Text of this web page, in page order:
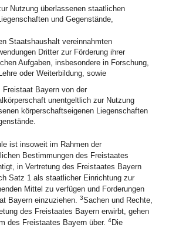
Nutzung überlassenen staatlichen
und Gegenstände,
Staatshaushalt vereinnahmten
Dritter zur Förderung ihrer
Aufgaben, insbesondere in Forschung,
oder Weiterbildung, sowie
Freistaat Bayern von der
unentgeltlich zur Nutzung
körperschaftseigenen Liegenschaften
ist insoweit im Rahmen der
Bestimmungen des Freistaates
in Vertretung des Freistaates Bayern
Satz 1 als staatlicher Einrichtung zur
Mittel zu verfügen und Forderungen
Bayern einzuziehen. 3Sachen und Rechte,
des Freistaates Bayern erwirbt, gehen
des Freistaates Bayern über. 4Die